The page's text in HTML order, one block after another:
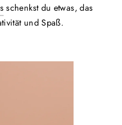
schenkst du etwas, das
und Spaß.